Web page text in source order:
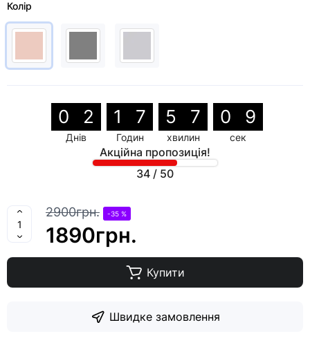
Колір
0 2
Днів
1 7
Годин
5 7
хвилин
0 8
сек
Акційна пропозиція!
34 / 50
2900грн. -35 %
1890грн.
Купити
Швидке замовлення